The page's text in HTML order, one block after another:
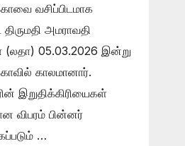
வசிப்பிடமாக
அமராவதி
(லதா) 05.03.2026 இன்று
காலமானார்.
இறுதிக்கிரியைகள்
விபரம் பின்னர்
…